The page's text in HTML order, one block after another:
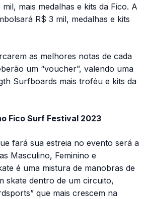
mais medalhas e kits da Fico. A
R$ 3 mil, medalhas e kits
as melhores notas de cada
um “voucher”, valendo uma
Surfboards mais troféu e kits da
Fico Surf Festival 2023
fará sua estreia no evento será a
Masculino, Feminino e
é uma mistura de manobras de
skate dentro de um circuito,
que mais crescem na